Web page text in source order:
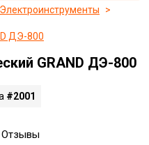
Электроинструменты
ДЭ-800
GRAND ДЭ-800
#2001
Отзывы